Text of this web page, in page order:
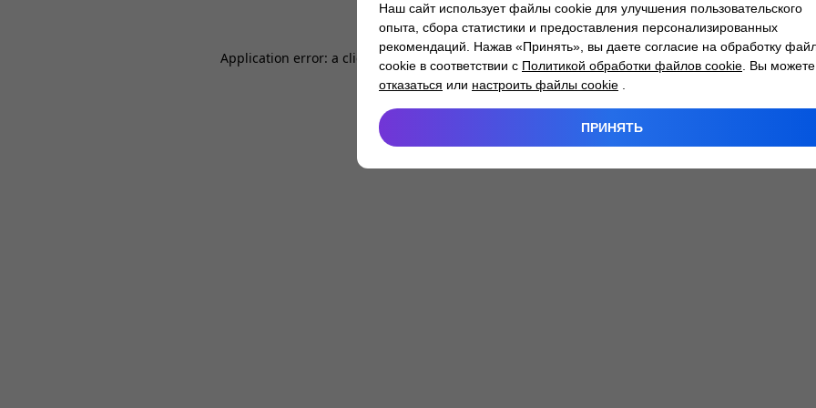
Application error: a client -side exception has occurred while loading atlantm.by (see the
Наш сайт использует файлы cookie для улучшения пользовательского
опыта, сбора статистики и предоставления персонализированных
рекомендаций. Нажав «Принять», вы даете согласие на обработку
cookie в соответствии с Политикой обработки файлов cookie . Вы можете
отказаться или настроить файлы cookie
ПРИНЯТЬ